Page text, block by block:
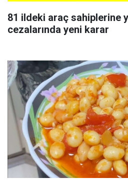
81 ildeki araç sahiplerine
cezalarında yeni karar